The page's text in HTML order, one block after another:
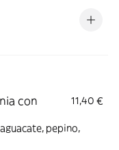
con
11,40 €
pepino,